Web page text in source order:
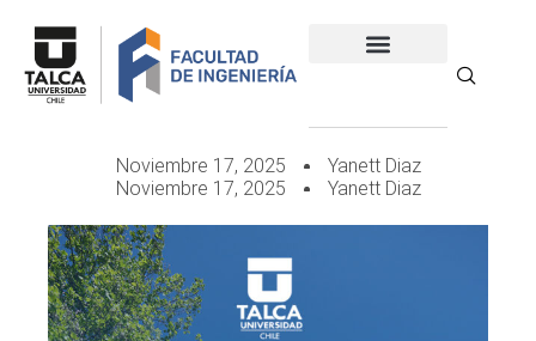
Noviembre 17, 2025
Yanett Diaz
Noviembre 17, 2025
Yanett Diaz